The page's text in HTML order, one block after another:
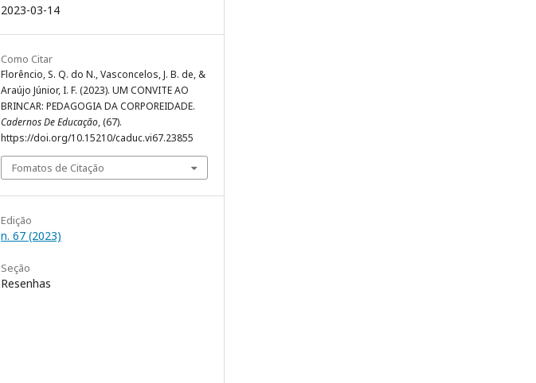
2023-03-14
Como Citar
Florêncio, S. Q. do N., Vasconcelos, J. B. de, &
Araújo Júnior, I. F. (2023). UM CONVITE AO
BRINCAR: PEDAGOGIA DA CORPOREIDADE.
Cadernos De Educação, (67).
https://doi.org/10.15210/caduc.vi67.23855
Fomatos de Citação
Edição
n. 67 (2023)
Seção
Resenhas